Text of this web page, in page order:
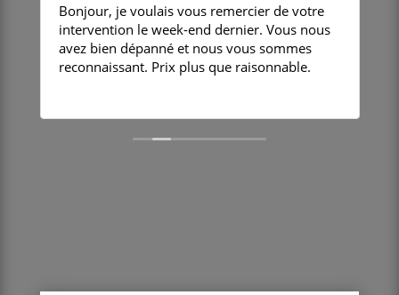
Bonjour, je voulais vous remercier de votre
intervention le week-end dernier. Vous nous
avez bien dépanné et nous vous sommes
reconnaissant. Prix plus que raisonnable.